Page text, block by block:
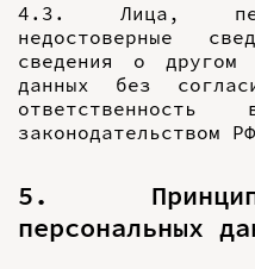
4.3. Лица,
недостоверные
сведения о другом
данных без
законодательством
5.
персональных